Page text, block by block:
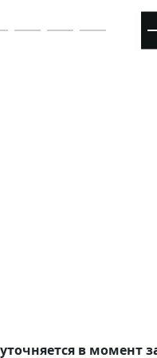
в момент